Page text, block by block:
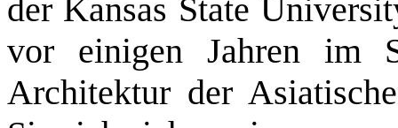
der Kansas State
vor einigen Jahren im
Architektur der